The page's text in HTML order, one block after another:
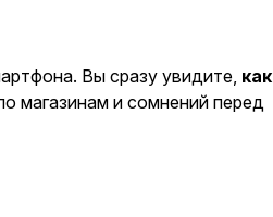
Вы сразу увидите, как
магазинам и сомнений перед